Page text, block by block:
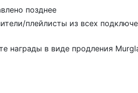
позднее
плейлисты из всех
награды в виде продления